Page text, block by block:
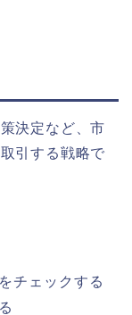
決定など、市
引する戦略で
チェックする